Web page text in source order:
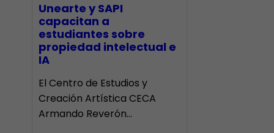
Unearte y SAPI
capacitan a
estudiantes sobre
propiedad intelectual e
IA
El Centro de Estudios y
Creación Artística CECA
Armando Reverón…